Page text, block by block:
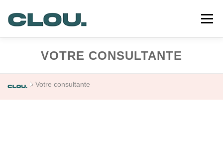
contenu
Menu
PRESTATIONS MA DÉMARCHE
VOTRE CONSULTANTE
» Votre consultante